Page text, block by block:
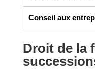
Conseil aux
Droit de la